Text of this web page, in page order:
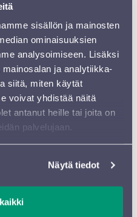
sisällön ja mainosten
ominaisuuksien
analysoimiseen. Lisäksi
ja analytiikka-
siitä, miten käytät
voivat yhdistää näitä
antanut heille tai joita on
palvelujaan.
Näytä tiedot
odotti Pietarissa. Isä
pääopintojen ohessa
kadettikouluvuonna
isän tuella.
varmistaa pojalleen
Poika sijoittuikin
rykmentin
saanut ja
maineeseen
Musorgski jätti